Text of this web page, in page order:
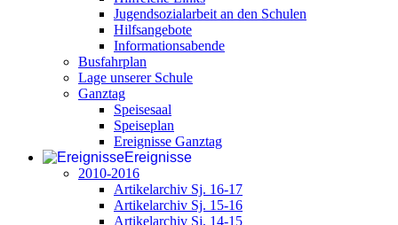
Jugendsozialarbeit an den Schulen
Hilfsangebote
Informationsabende
Busfahrplan
Lage unserer Schule
Ganztag
Speisesaal
Speiseplan
Ereignisse Ganztag
Ereignisse
2010-2016
Artikelarchiv Sj. 16-17
Artikelarchiv Sj. 15-16
Artikelarchiv Sj. 14-15